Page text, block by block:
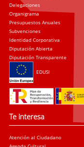
Delegaciones
Organigrama
Presupuestos Anuales
Subvenciones
Identidad Corporativa
Diputación Abierta
Diputación Transparente
EDUSI
Te interesa
Atención al Ciudadano